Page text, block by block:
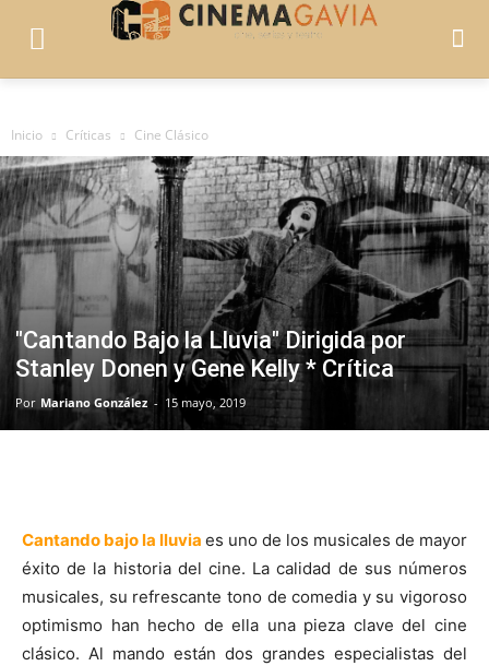
Inicio Críticas Cine Clásico
"Cantando Bajo la Lluvia" Dirigida por
Stanley Donen y Gene Kelly * Crítica
Por Mariano González - 15 mayo, 2019
Cantando bajo la lluvia es uno de los musicales de mayor
éxito de la historia del cine. La calidad de sus números
musicales, su refrescante tono de comedia y su vigoroso
optimismo han hecho de ella una pieza clave del cine
clásico. Al mando están dos grandes especialistas del